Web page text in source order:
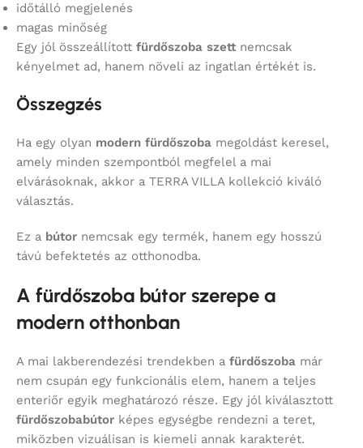
időtálló megjelenés
magas minőség
Egy jól összeállított fürdőszoba szett nemcsak
kényelmet ad, hanem növeli az ingatlan értékét is.
Összegzés
Ha egy olyan modern fürdőszoba megoldást keresel,
amely minden szempontból megfelel a mai
elvárásoknak, akkor a TERRA VILLA kollekció kiváló
választás.
Ez a bútor nemcsak egy termék, hanem egy hosszú
távú befektetés az otthonodba.
A fürdőszoba bútor szerepe a
modern otthonban
A mai lakberendezési trendekben a fürdőszoba már
nem csupán egy funkcionális elem, hanem a teljes
enteriőr egyik meghatározó része. Egy jól kiválasztott
fürdőszobabútor képes egységbe rendezni a teret,
miközben vizuálisan is kiemeli annak karakterét.